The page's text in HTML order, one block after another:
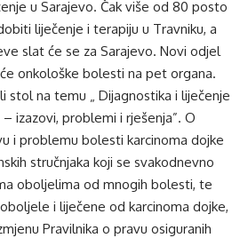
u Sarajevo. Čak više od 80 posto
liječenje i terapiju u Travniku, a
slat će se za Sarajevo. Novi odjel
onkološke bolesti na pet organa.
stol na temu „ Dijagnostika i liječenje
izazovi, problemi i rješenja”. O
i problemu bolesti karcinoma dojke
stručnjaka koji se svakodnevno
oboljelima od mnogih bolesti, te
i liječene od karcinoma dojke,
Pravilnika o pravu osiguranih